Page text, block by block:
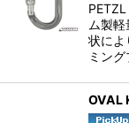
ム製
状によ
ミン
OVAL